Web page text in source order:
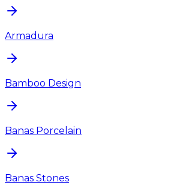
Armadura
Bamboo Design
Banas Porcelain
Banas Stones